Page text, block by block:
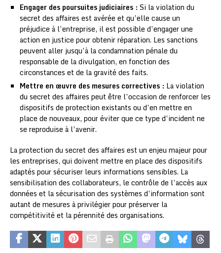
Engager des poursuites judiciaires : Si la violation du
secret des affaires est avérée et qu’elle cause un
préjudice à l’entreprise, il est possible d’engager une
action en justice pour obtenir réparation. Les sanctions
peuvent aller jusqu’à la condamnation pénale du
responsable de la divulgation, en fonction des
circonstances et de la gravité des faits.
Mettre en œuvre des mesures correctives : La violation
du secret des affaires peut être l’occasion de renforcer les
dispositifs de protection existants ou d’en mettre en
place de nouveaux, pour éviter que ce type d’incident ne
se reproduise à l’avenir.
La protection du secret des affaires est un enjeu majeur pour
les entreprises, qui doivent mettre en place des dispositifs
adaptés pour sécuriser leurs informations sensibles. La
sensibilisation des collaborateurs, le contrôle de l’accès aux
données et la sécurisation des systèmes d’information sont
autant de mesures à privilégier pour préserver la
compétitivité et la pérennité des organisations.